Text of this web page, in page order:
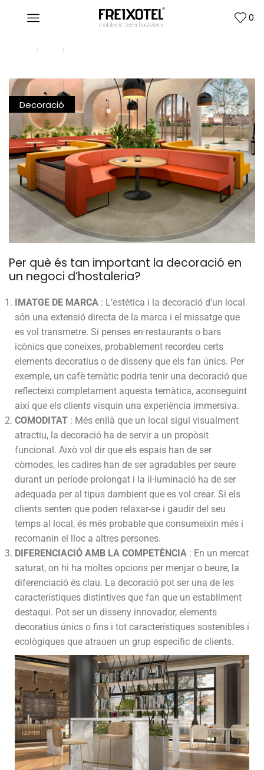
0
Decoració
Per què és tan important la decoració en
un negoci d’hostaleria?
IMATGE DE MARCA : L’estètica i la decoració d’un local
són una extensió directa de la marca i el missatge que
es vol transmetre. Si penses en restaurants o bars
icònics que coneixes, probablement recordeu certs
elements decoratius o de disseny que els fan únics. Per
exemple, un cafè temàtic podria tenir una decoració que
reflecteixi completament aquesta temàtica, aconseguint
així que els clients visquin una experiència immersiva.
COMODITAT : Més enllà que un local sigui visualment
atractiu, la decoració ha de servir a un propòsit
funcional. Això vol dir que els espais han de ser
còmodes, les cadires han de ser agradables per seure
durant un període prolongat i la il·luminació ha de ser
adequada per al tipus dambient que es vol crear. Si els
clients senten que poden relaxar-se i gaudir del seu
temps al local, és més probable que consumeixin més i
recomanin el lloc a altres persones.
DIFERENCIACIÓ AMB LA COMPETÈNCIA : En un mercat
saturat, on hi ha moltes opcions per menjar o beure, la
diferenciació és clau. La decoració pot ser una de les
característiques distintives que fan que un establiment
destaqui. Pot ser un disseny innovador, elements
decoratius únics o fins i tot característiques sostenibles i
ecològiques que atrauen un grup específic de clients.